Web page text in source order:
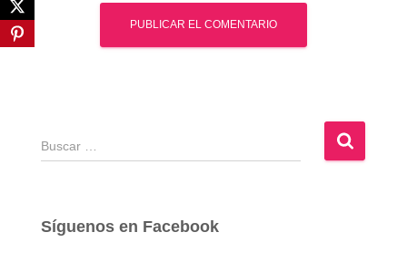
B
u
a
Síguenos en Facebook